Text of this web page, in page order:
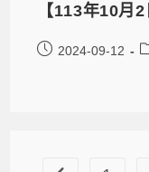
【113年10月
2024-09-12